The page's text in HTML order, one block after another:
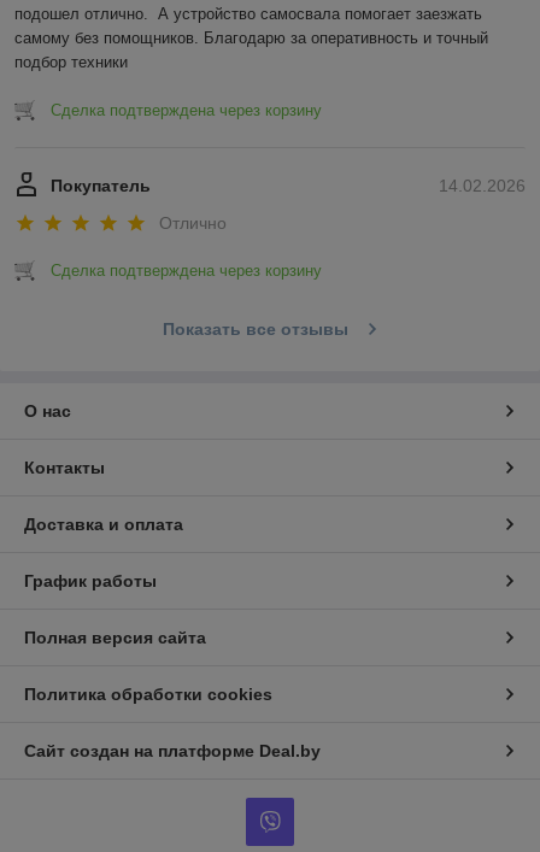
подошел отлично.  А устройство самосвала помогает заезжать
самому без помощников. Благодарю за оперативность и точный
подбор техники
Сделка подтверждена через корзину
14.02.2026
Покупатель
Отлично
Сделка подтверждена через корзину
Показать все отзывы
О нас
Контакты
Доставка и оплата
График работы
Полная версия сайта
Политика обработки cookies
Сайт создан на платформе Deal.by